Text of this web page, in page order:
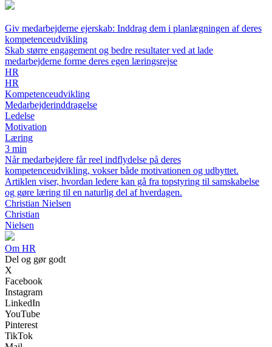
Giv medarbejderne ejerskab: Inddrag dem i planlægningen af deres
kompetenceudvikling
Skab større engagement og bedre resultater ved at lade
medarbejderne forme deres egen læringsrejse
HR
HR
Kompetenceudvikling
Medarbejderinddragelse
Ledelse
Motivation
Læring
3 min
Når medarbejdere får reel indflydelse på deres
kompetenceudvikling, vokser både motivationen og udbyttet.
Artiklen viser, hvordan ledere kan gå fra topstyring til samskabelse
og gøre læring til en naturlig del af hverdagen.
Christian Nielsen
Christian
Nielsen
Om HR
Del og gør godt
X
Facebook
Instagram
LinkedIn
YouTube
Pinterest
TikTok